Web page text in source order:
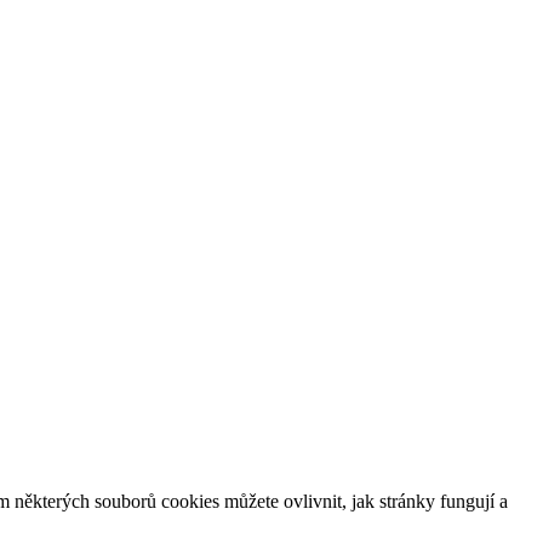
některých souborů cookies můžete ovlivnit, jak stránky fungují a